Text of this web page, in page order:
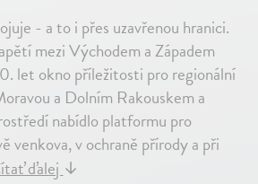
- a to i přes uzavřenou hranici.
mezi Východem a Západem
let okno příležitosti pro regionální
a Dolním Rakouskem a
nabídlo platformu pro
venkova, v ochraně přírody a při
ďalej↓